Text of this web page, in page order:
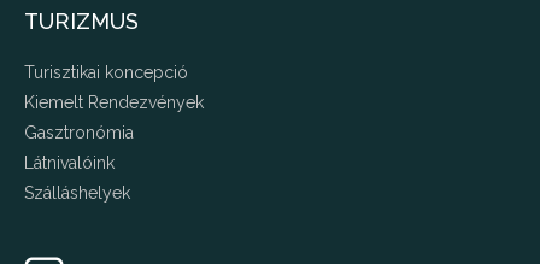
TURIZMUS
Turisztikai koncepció
Kiemelt Rendezvények
Gasztronómia
Látnivalóink
Szálláshelyek